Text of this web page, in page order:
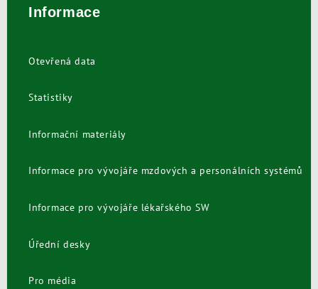
Informace
Otevřená data
Statistiky
Informační materiály
Informace pro vývojáře mzdových a personálních systémů
Informace pro vývojáře lékařského SW
Úřední desky
Pro média